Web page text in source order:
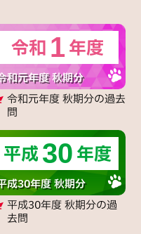
令和 1年度
和元年度 秋期分
令和元年度 秋期分の過去
問
平成30年度
成30年度 秋期分
平成30年度 秋期分の過
去問